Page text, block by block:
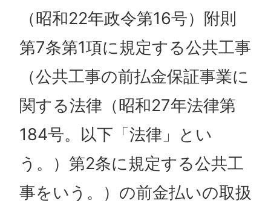
（昭和22年政令第16号）附則
第7条第1項に規定する公共工事
（公共工事の前払金保証事業に
関する法律（昭和27年法律第
184号。以下「法律」とい
う。）第2条に規定する公共工
事をいう。）の前金払いの取扱